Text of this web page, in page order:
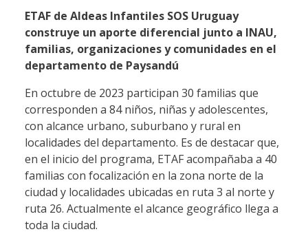
ETAF de Aldeas Infantiles SOS Uruguay
construye un aporte diferencial junto a INAU,
familias, organizaciones y comunidades en el
departamento de Paysandú
En octubre de 2023 participan 30 familias que
corresponden a 84 niños, niñas y adolescentes,
con alcance urbano, suburbano y rural en
localidades del departamento. Es de destacar que,
en el inicio del programa, ETAF acompañaba a 40
familias con focalización en la zona norte de la
ciudad y localidades ubicadas en ruta 3 al norte y
ruta 26. Actualmente el alcance geográfico llega a
toda la ciudad.